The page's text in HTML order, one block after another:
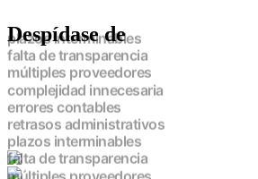
Despídase de
plazos interminables
falta de transparencia
múltiples proveedores
complejidad innecesaria
errores contables
retrasos administrativos
plazos interminables
falta de transparencia